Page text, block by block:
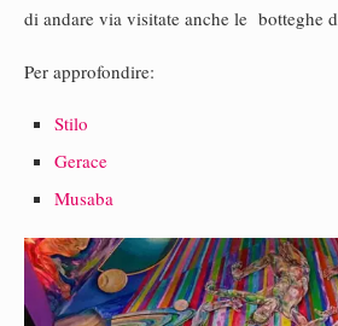
di andare via visitate anche le botteghe
Per approfondire:
Stilo
Gerace
Musaba